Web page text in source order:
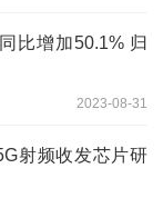
比增加50.1% 归
2023-08-31
射频收发芯片研